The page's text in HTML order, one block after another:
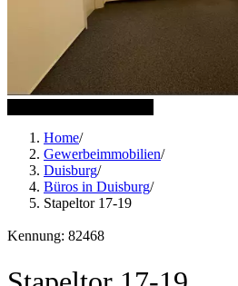
Home/
Gewerbeimmobilien/
Duisburg/
Büros in Duisburg/
Stapeltor 17-19
Kennung: 82468